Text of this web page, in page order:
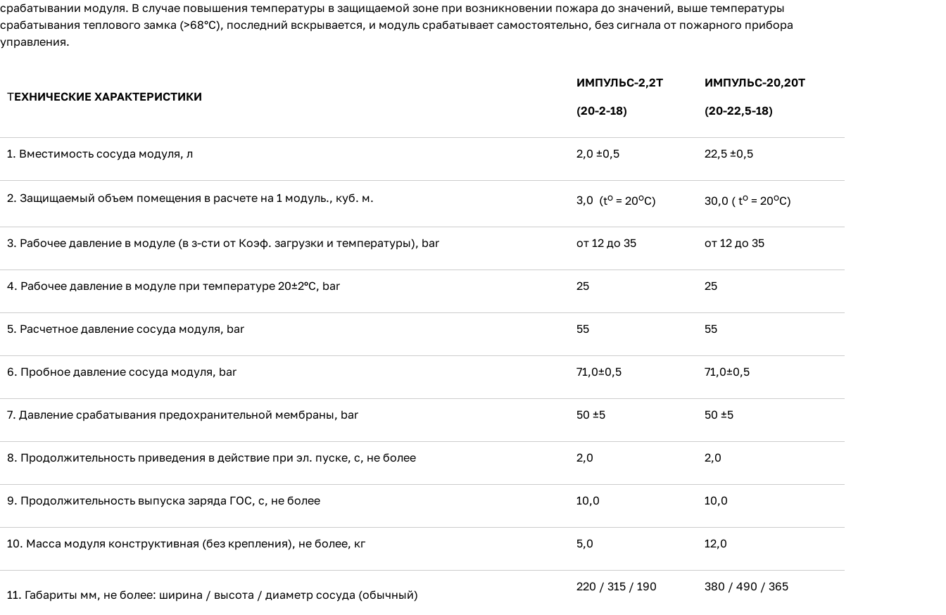
срабатывании модуля. В случае повышения температуры в защищаемой зоне при возникновении пожара до значений, выше температуры
срабатывания теплового замка (>68°C), последний вскрывается, и модуль срабатывает самостоятельно, без сигнала от пожарного прибора
управления.
ТЕХНИЧЕСКИЕ ХАРАКТЕРИСТИКИ
ИМПУЛЬС-2,2Т
(20-2-18)
ИМПУЛЬС-20,20Т
(20-22,5-18)
1. Вместимость сосуда модуля, л 2,0 ±0,5 22,5 ±0,5
2. Защищаемый объем помещения в расчете на 1 модуль., куб. м. 3,0 (to = 20oC) 30,0 ( to = 20oC)
3. Рабочее давление в модуле (в з-сти от Коэф. загрузки и температуры), bar от 12 до 35 от 12 до 35
4. Рабочее давление в модуле при температуре 20±2ºС, bar 25 25
5. Расчетное давление сосуда модуля, bar 55 55
6. Пробное давление сосуда модуля, bar 71,0±0,5 71,0±0,5
7. Давление срабатывания предохранительной мембраны, bar 50 ±5 50 ±5
8. Продолжительность приведения в действие при эл. пуске, с, не более 2,0 2,0
9. Продолжительность выпуска заряда ГОС, с, не более 10,0 10,0
10. Масса модуля конструктивная (без крепления), не более, кг 5,0 12,0
11. Габариты мм, не более: ширина / высота / диаметр сосуда (обычный)
220 / 315 / 190 380 / 490 / 365